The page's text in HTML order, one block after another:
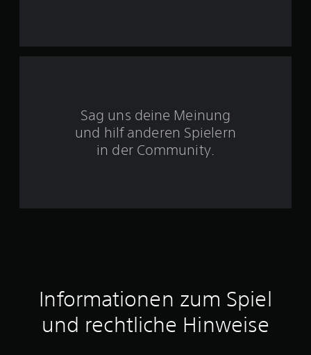
5
u
s
Sag uns deine Meinung
und hilf anderen Spielern
in der Community.
Informationen zum Spiel
und rechtliche Hinweise